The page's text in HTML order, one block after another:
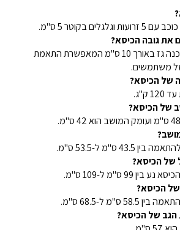
בקוטר 5 ס"מ.
את גובה הכיסא?
כן, הכיסא כולל בוכנה גז באורך 10 ס"מ המאפשרת התאמת
משתמשים.
של הכיסא?
ק"ג.
של הכיסא?
ס"מ ל-53.5 ס"מ.
של הכיסא?
99 ס"מ ל-109 ס"מ.
של הכיסא?
ס"מ ל-68.5 ס"מ.
הגב של הכיסא?